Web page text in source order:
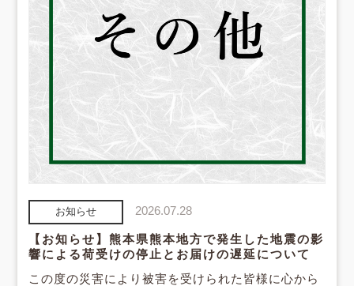
お知らせ 2026.07.28
【お知らせ】熊本県熊本地方で発生した地震の影
響による荷受けの停止とお届けの遅延について
この度の災害により被害を受けられた皆様に心から